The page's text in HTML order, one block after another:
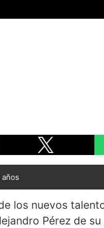
los nuevos
Pérez de